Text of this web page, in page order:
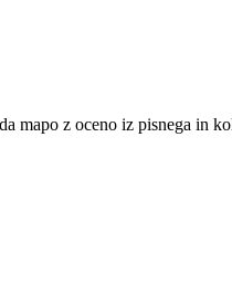
mapo z oceno iz pisnega in